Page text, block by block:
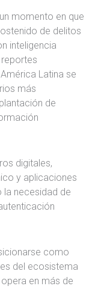
momento en que
de delitos
inteligencia
Latina se
más
de
digitales,
y aplicaciones
la necesidad de
como
del ecosistema
en más de